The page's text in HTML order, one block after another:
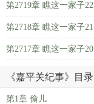
第2719章 瞧这一家子
第2718章 瞧这一家子
第2717章 瞧这一家子
《嘉平关纪事》目
第1章 偷儿